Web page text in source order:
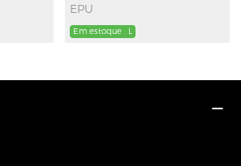
EPU
Em estoque L